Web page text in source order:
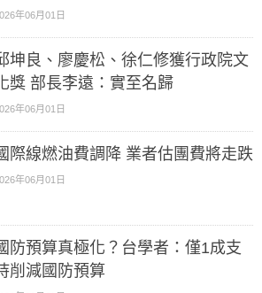
年06月01日
坤良、廖慶松、徐仁修獲行政院文
獎 部長李遠：實至名歸
年06月01日
際線燃油費調降 業者估團費將走跌
年06月01日
防預算真極化？台學者：僅1成支
削減國防預算